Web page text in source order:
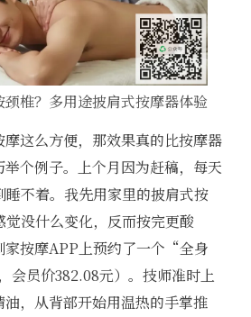
椎？多用途披肩式按摩器体验
这么方便，那效果真的比按摩器
个例子。上个月因为赶稿，每天
睡不着。我先用家里的披肩式按
觉没什么变化，反而按完更酸
家按摩APP上预约了一个“全身
会员价382.08元）。技师准时上
，从背部开始用温热的手掌推